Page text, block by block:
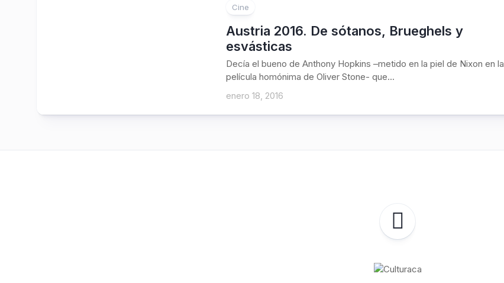
Cine
Austria 2016. De sótanos, Brueghels y
esvásticas
Decía el bueno de Anthony Hopkins –metido en la piel de Nixon en la
película homónima de Oliver Stone- que...
enero 18, 2016